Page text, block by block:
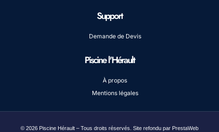
Support
Demande de Devis
Piscine l'Hérault
À propos
Mentions légales
© 2026 Piscine Hérault – Tous droits réservés. Site refondu par PrestaWeb